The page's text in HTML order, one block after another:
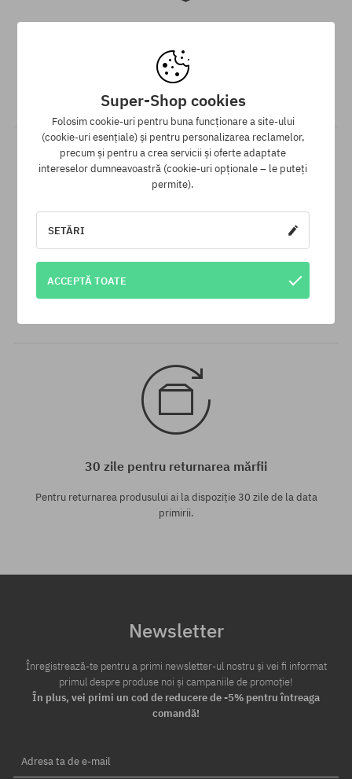
Asigurăm GRATUIT expedierea comenzii prin curier pentru toate
comenzile, ale căror valoare este mai mare de 313 lei,
indiferent de modalitatea de plată aleasă.
Garanția celui mai mic preț
Avem cele mai bune prețuri, dar dacă găsești același produs
într-un alt e-shop la un preț mai mic - reducem prețul, special
30 zile pentru returnarea mărfii
Pentru returnarea produsului ai la dispoziție 30 zile de la data
primirii.
Newsletter
Înregistrează-te pentru a primi newsletter-ul nostru și vei fi informat
primul despre produse noi și campaniile de promoție!
În plus, vei primi un cod de reducere de -5% pentru întreaga
comandă!
Adresa ta de e-mail
Super-Shop cookies
Folosim cookie-uri pentru buna funcționare a site-ului
(cookie-uri esențiale) și pentru personalizarea reclamelor,
precum și pentru a crea servicii și oferte adaptate
intereselor dumneavoastră (cookie-uri opționale – le puteți
permite).
SETĂRI
ACCEPTĂ TOATE